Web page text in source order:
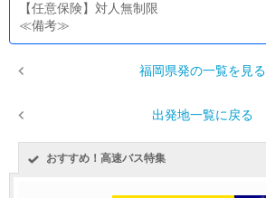
【任意保険】対人無制限
≪備考≫
福岡県発の一覧を見る
出発地一覧に戻る
おすすめ！高速バス特集